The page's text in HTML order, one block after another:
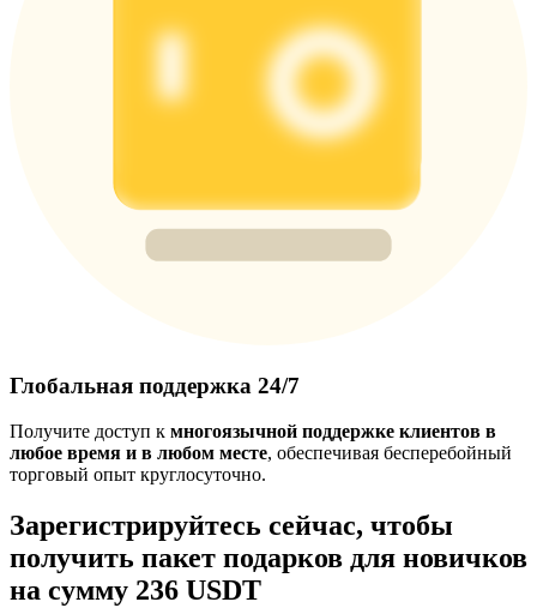
Глобальная поддержка 24/7
Получите доступ к многоязычной поддержке клиентов в
любое время и в любом месте, обеспечивая бесперебойный
торговый опыт круглосуточно.
Зарегистрируйтесь сейчас, чтобы
получить пакет подарков для новичков
на сумму 236 USDT